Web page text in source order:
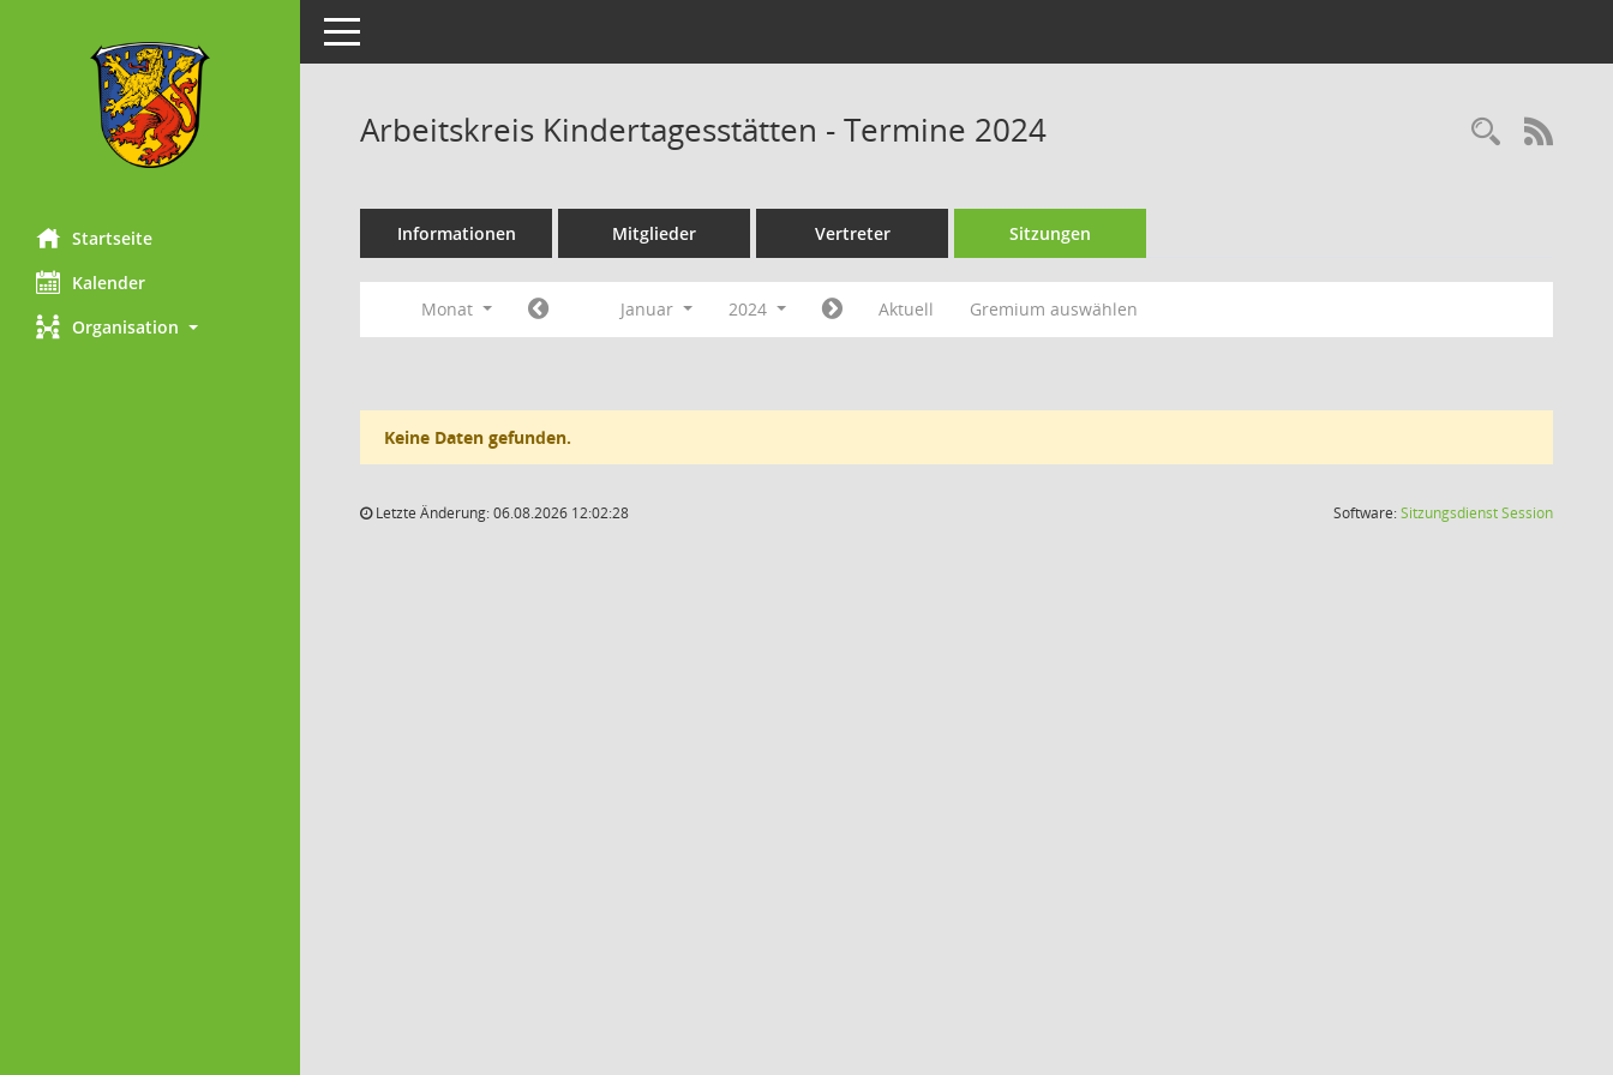
Startseite
Kalender
Organisation
Toggle navigation
Arbeitskreis Kindertagesstätten - Termine 2024
Informationen Mitglieder Vertreter Sitzungen
Monat Januar 2024 Aktuell Gremium auswählen
Keine Daten gefunden.
Letzte Änderung: 06.08.2026 12:02:28 Software:SitzungsdienstSession(Wird in